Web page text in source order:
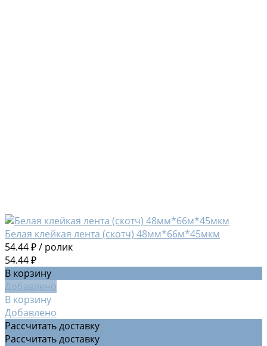
Белая клейкая лента (скотч) 48мм*66м*45мкм
54.44 ₽/ ролик
54.44 ₽
В корзину
Добавлено
В корзину
Добавлено
Рассчитать доставку
Рассчитать доставку